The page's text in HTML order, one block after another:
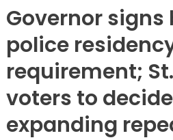
强
力
密
苏
里
免
Governor
police
requirement;
voters to
expanding